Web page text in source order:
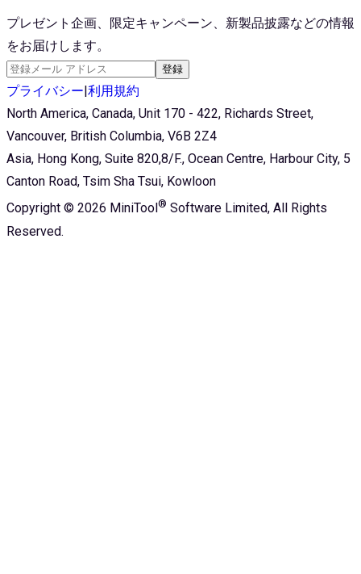
プレゼント企画、限定キャンペーン、新製品披露などの情報
をお届けします。
登録
プライバシー 利用規約
North America, Canada, Unit 170 - 422, Richards Street,
Vancouver, British Columbia, V6B 2Z4
Asia, Hong Kong, Suite 820,8/F., Ocean Centre, Harbour City, 5
Canton Road, Tsim Sha Tsui, Kowloon
Copyright © 2026 MiniTool ® Software Limited, All Rights
Reserved.